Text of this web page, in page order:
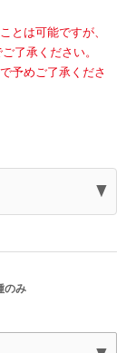
とは可能ですが、
了承ください。
予めご了承くださ
のみ